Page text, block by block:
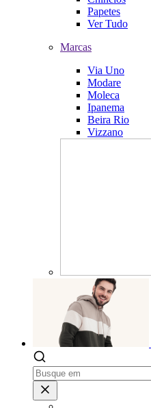
Papetes
Ver Tudo
Marcas
Via Uno
Modare
Moleca
Ipanema
Beira Rio
Vizzano